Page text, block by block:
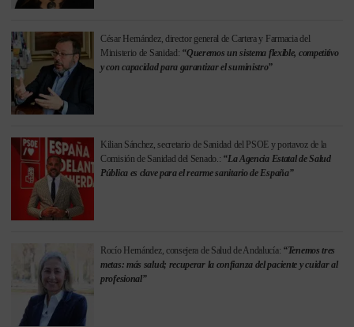
César Hernández, director general de Cartera y Farmacia del
Ministerio de Sanidad: “Queremos un sistema flexible, competitivo
y con capacidad para garantizar el suministro”
Kilian Sánchez, secretario de Sanidad del PSOE y portavoz de la
Comisión de Sanidad del Senado.: “La Agencia Estatal de Salud
Pública es clave para el rearme sanitario de España”
Rocío Hernández, consejera de Salud de Andalucía: “Tenemos tres
metas: más salud; recuperar la confianza del paciente y cuidar al
profesional”